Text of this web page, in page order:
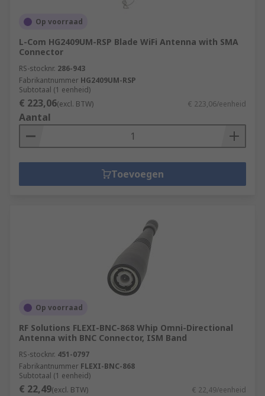
Op voorraad
L-Com HG2409UM-RSP Blade WiFi Antenna with SMA
Connector
RS-stocknr. 286-943
Fabrikantnummer HG2409UM-RSP
Subtotaal (1 eenheid)
€ 223,06(excl. BTW) € 223,06/eenheid
Aantal
Toevoegen
Op voorraad
RF Solutions FLEXI-BNC-868 Whip Omni-Directional
Antenna with BNC Connector, ISM Band
RS-stocknr. 451-0797
Fabrikantnummer FLEXI-BNC-868
Subtotaal (1 eenheid)
€ 22,49(excl. BTW) € 22,49/eenheid